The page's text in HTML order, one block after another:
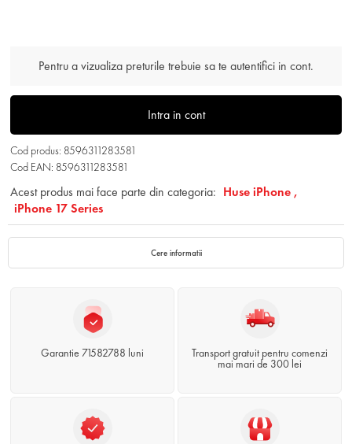
Pentru a vizualiza preturile trebuie sa te autentifici in cont.
Intra in cont
Cod produs: 8596311283581
Cod EAN: 8596311283581
Acest produs mai face parte din categoria: Huse iPhone ,
iPhone 17 Series
Cere informatii
Garantie 71582788 luni
Transport gratuit pentru comenzi
mai mari de 300 lei